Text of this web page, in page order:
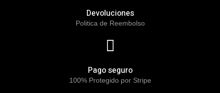
Devoluciones
Politica de Reembolso
Pago seguro
100% Protegido por Stripe